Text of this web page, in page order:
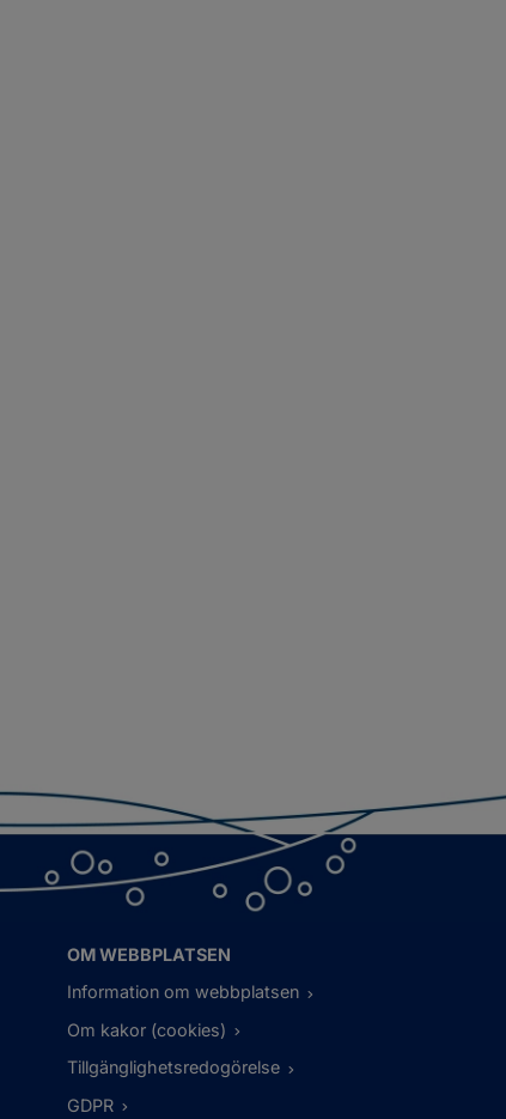
OM WEBBPLATSEN
Information om webbplatsen
Om kakor (cookies)
Tillgänglighetsredogörelse
GDPR